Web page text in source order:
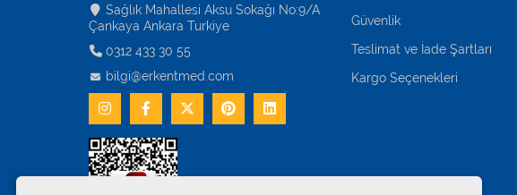
Sağlık Mahallesi Aksu Sokağı No:9/A
Çankaya Ankara Turkiye
0312 433 30 55
bilgi@erkentmed.com
Güvenlik
Teslimat ve İade Şartları
Kargo Seçenekleri